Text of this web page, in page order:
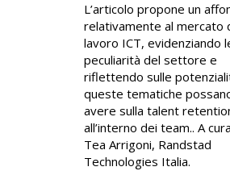
L’articolo propone un
relativamente al mercato
lavoro ICT, evidenziando
peculiarità del settore e
riflettendo sulle
queste tematiche
avere sulla talent
all’interno dei team.. A
Tea Arrigoni, Randstad
Technologies Italia.